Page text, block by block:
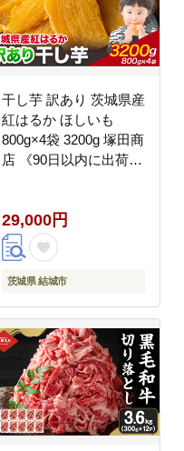
干し芋 訳あり 茨城県産
紅はるか ほしいも
800g×4袋 3200g 塚田商
店 《90日以内に出荷予
サツマイモ さつま芋 お
菓子 スイーツ おやつ
和菓子 訳あり 贈り物
マツコ---
29,000円
茨城県 結城市